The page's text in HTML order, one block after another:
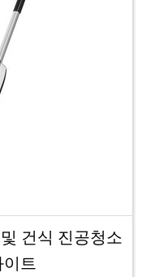
건식 진공청소
트